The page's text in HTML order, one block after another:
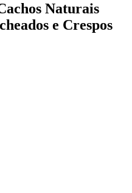
Naturais
e Crespos